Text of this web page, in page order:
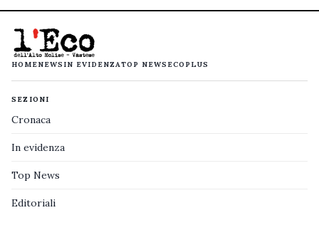
HOMENEWS IN EVIDENZATOP NEWS ECOPLUS
SEZIONI
Cronaca
In evidenza
Top News
Editoriali